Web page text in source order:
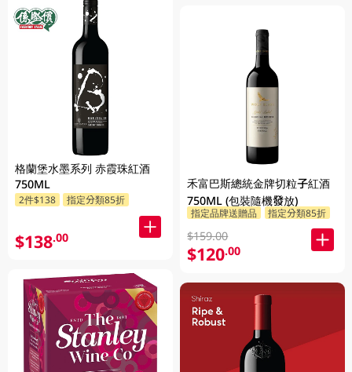
格蘭堡水墨系列 赤霞珠紅酒
750ML
2件$138 指定分類85折
$138.00
禾富巴斯總統金牌切粒子紅酒
750ML (包裝隨機發放)
指定品牌送贈品 指定分類85折
$159.00
$120.00